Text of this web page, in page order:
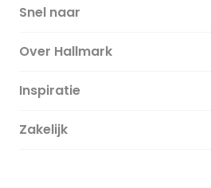
Snel naar
Over Hallmark
Over ons
Duurzaamheid
Inspiratie
Magazine
Zakelijk